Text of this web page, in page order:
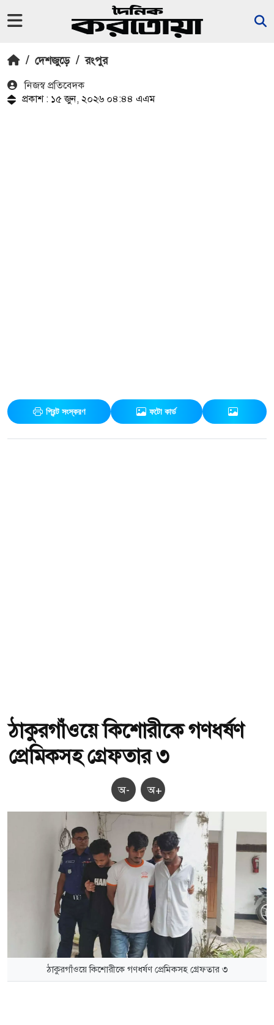
/ দেশজুড়ে / রংপুর
নিজস্ব প্রতিবেদক
প্রকাশ : ১৫ জুন, ২০২৬ ০৪:৪৪ এএম
প্রিন্ট সংস্করণ ফটো কার্ড
ঠাকুরগাঁওয়ে কিশোরীকে গণধর্ষণ
প্রেমিকসহ গ্রেফতার ৩
অ- অ+
ঠাকুরগাঁওয়ে কিশোরীকে গণধর্ষণ প্রেমিকসহ গ্রেফতার ৩